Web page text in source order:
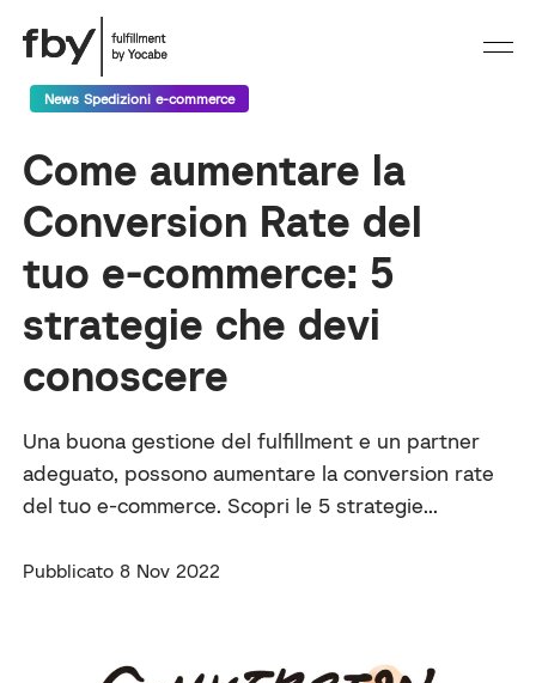
News Spedizioni e-commerce
Come aumentare la
Conversion Rate del
tuo e-commerce: 5
strategie che devi
conoscere
Una buona gestione del fulfillment e un partner
adeguato, possono aumentare la conversion rate
del tuo e-commerce. Scopri le 5 strategie...
Pubblicato 8 Nov 2022